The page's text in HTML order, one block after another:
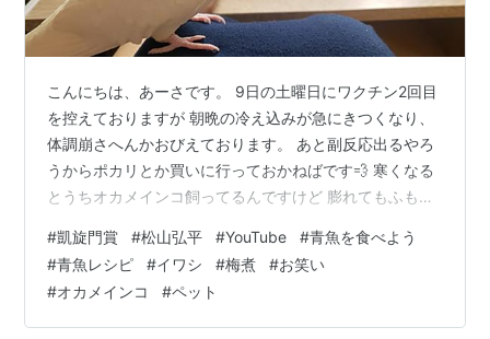
こんにちは、あーさです。 9日の土曜日にワクチン2回目
を控えておりますが 朝晩の冷え込みが急にきつくなり、
体調崩さへんかおびえております。 あと副反応出るやろ
うからポカリとか買いに行っておかねばです💨 寒くなる
とうちオカメインコ飼ってるんですけど 膨れてもふもふ
ツンデレ（ツン9：デレ1）やから写真とか撮ろうとする
と ブチ切れてくるんで可愛い写真ほとんどないんですよ
ね👉👈 肩乗ってくるくせにブチ切れてきたりします。
肩乗りながらですよ？もはやパワハラだと思うんだよね
#凱旋門賞 #松山弘平 #YouTube #青魚を食べよう
#青魚レシピ #イワシ #梅煮 #お笑い
#オカメインコ #ペット